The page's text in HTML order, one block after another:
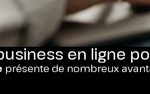
en ligne
présente de nombreux